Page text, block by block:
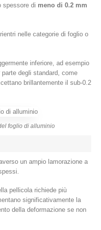
spessore di meno di 0.2 mm
nelle categorie di foglio o
inferiore, ad esempio
degli standard, come
brillantemente il sub-0.2
foglio di alluminio
un ampio lamorazione a
pellicola richiede più
significativamente la
della deformazione se non